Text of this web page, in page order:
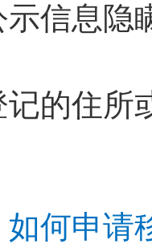
示信息
记的住
如何申请